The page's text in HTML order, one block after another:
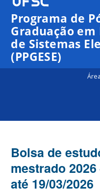
Programa de
Graduação em
de Sistemas
(PPGESE)
Bolsa de
mestrado
até 19/03/2026